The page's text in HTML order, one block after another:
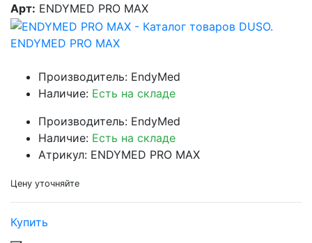
Арт: ENDYMED PRO MAX
ENDYMED PRO MAX
Производитель: EndyMed
Наличие: Есть на складе
Производитель: EndyMed
Наличие: Есть на складе
Атрикул: ENDYMED PRO MAX
Цену уточняйте
Купить